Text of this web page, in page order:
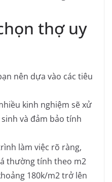
thợ uy
nên dựa vào các tiêu
kinh nghiệm sẽ xử
và đảm bảo tính
làm việc rõ ràng,
thường tính theo m2
180k/m2 trở lên